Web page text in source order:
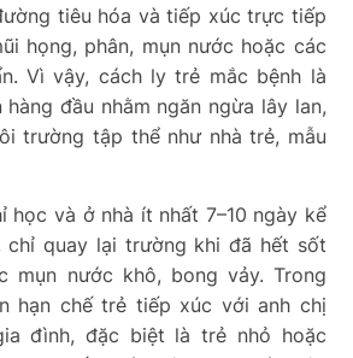
tiêu hóa và tiếp xúc trực tiếp
họng, phân, mụn nước hoặc các
Vì vậy, cách ly trẻ mắc bệnh là
đầu nhằm ngăn ngừa lây lan,
trường tập thể như nhà trẻ, mẫu
học và ở nhà ít nhất 7–10 ngày kể
chỉ quay lại trường khi đã hết sốt
mụn nước khô, bong vảy. Trong
hạn chế trẻ tiếp xúc với anh chị
đình, đặc biệt là trẻ nhỏ hoặc